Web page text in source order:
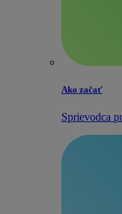
Ako začať
Sprievodca